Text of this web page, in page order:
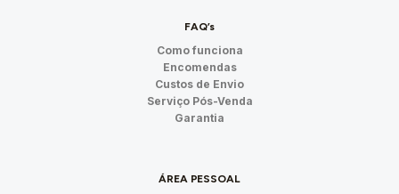
FAQ’s
Como funciona
Encomendas
Custos de Envio
Serviço Pós-Venda
Garantia
ÁREA PESSOAL